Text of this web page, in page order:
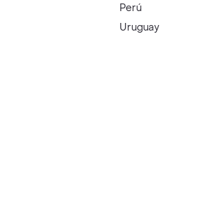
Perú
Uruguay